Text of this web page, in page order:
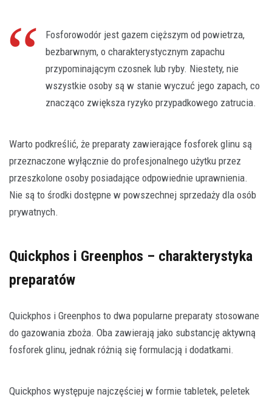
Fosforowodór jest gazem cięższym od powietrza,
bezbarwnym, o charakterystycznym zapachu
przypominającym czosnek lub ryby. Niestety, nie
wszystkie osoby są w stanie wyczuć jego zapach, co
znacząco zwiększa ryzyko przypadkowego zatrucia.
Warto podkreślić, że preparaty zawierające fosforek glinu są
przeznaczone wyłącznie do profesjonalnego użytku przez
przeszkolone osoby posiadające odpowiednie uprawnienia.
Nie są to środki dostępne w powszechnej sprzedaży dla osób
prywatnych.
Quickphos i Greenphos – charakterystyka
preparatów
Quickphos i Greenphos to dwa popularne preparaty stosowane
do gazowania zboża. Oba zawierają jako substancję aktywną
fosforek glinu, jednak różnią się formulacją i dodatkami.
Quickphos występuje najczęściej w formie tabletek, peletek